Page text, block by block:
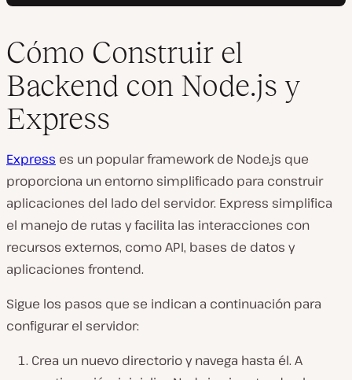
Cómo Construir el
Backend con Node.js y
Express
Express es un popular framework de Node.js que
proporciona un entorno simplificado para construir
aplicaciones del lado del servidor. Express simplifica
el manejo de rutas y facilita las interacciones con
recursos externos, como API, bases de datos y
aplicaciones frontend.
Sigue los pasos que se indican a continuación para
configurar el servidor:
Crea un nuevo directorio y navega hasta él. A